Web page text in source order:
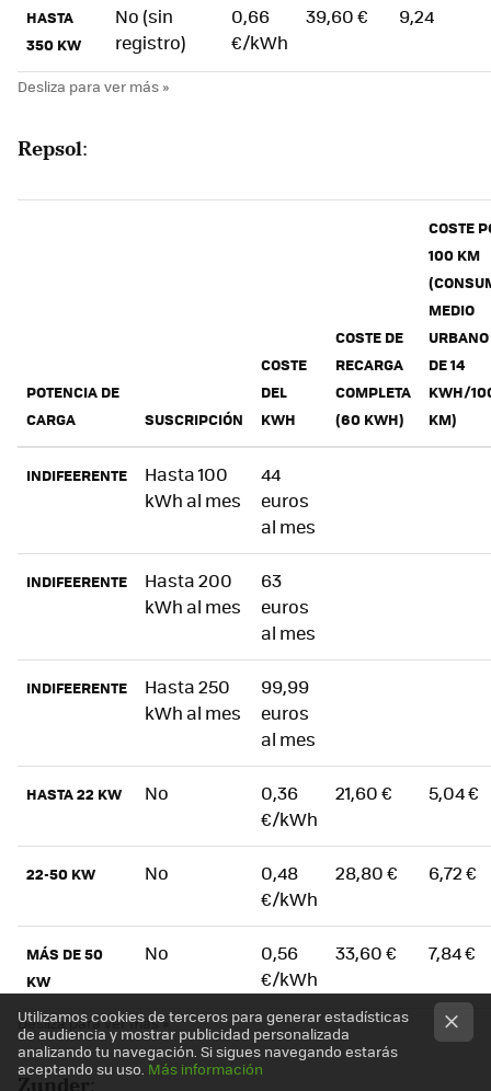
HASTA
350 KW
No (sin
registro)
0,66
€/kWh
39,60 € 9,24
Repsol:
POTENCIA DE
CARGA
SUSCRIPCIÓN
COSTE
DEL
KWH
COSTE DE
RECARGA
COMPLETA
(60 KWH)
COSTE
100 KM
MEDIO
URBANO
DE 14
KWH/
KM)
INDIFEERENTE
Hasta 100
kWh al mes
44
euros
al mes
INDIFEERENTE
Hasta 200
kWh al mes
63
euros
al mes
INDIFEERENTE
Hasta 250
kWh al mes
99,99
euros
al mes
HASTA 22 KW No
0,36
€/kWh
21,60 € 5,04 €
22-50 KW No
0,48
€/kWh
28,80 € 6,72 €
MÁS DE 50
KW
No
0,56
€/kWh
33,60 € 7,84 €
Zunder:
Utilizamos cookies de terceros para generar estadísticas
de audiencia y mostrar publicidad personalizada
analizando tu navegación. Si sigues navegando estarás
aceptando su uso. Más información